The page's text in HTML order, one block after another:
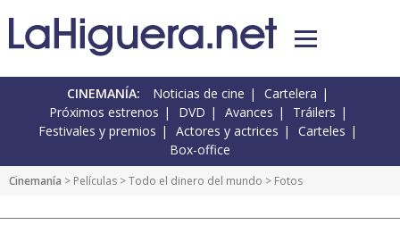
CINEMANÍA: Noticias de cine
Cartelera
Próximos estrenos
DVD Avances
Tráilers
Festivales y premios
Actores y actrices
Carteles
Box-office
Cinemanía > Películas >Todo el dinero del mundo > Fotos